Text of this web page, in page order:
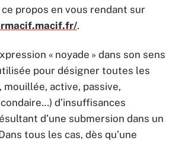
propos en vous rendant sur
.
« noyade » dans son sens
pour désigner toutes les
mouillée, active, passive,
d’insuffisances
d’une submersion dans un
tous les cas, dès qu’une